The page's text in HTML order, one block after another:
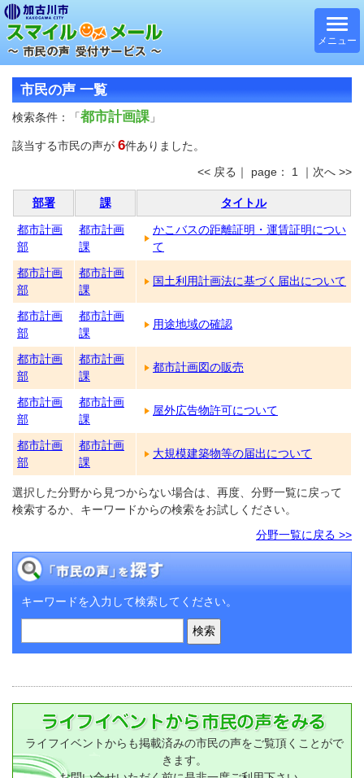
メニュー
市民の声 一覧
検索条件：「都市計画課 」
該当する市民の声が 6件ありました。
<< 戻る｜ page： 1 ｜次へ >>
部署 課 タイトル
都市計画
部
都市計画
課
かこバスの距離証明・運賃証明につい
て
都市計画
部
都市計画
課
国土利用計画法に基づく届出について
都市計画
部
都市計画
課
用途地域の確認
都市計画
部
都市計画
課
都市計画図の販売
都市計画
部
都市計画
課
屋外広告物許可について
都市計画
部
都市計画
課
大規模建築物等の届出について
選択した分野から見つからない場合は、再度、分野一覧に戻って
検索するか、キーワードからの検索をお試しください。
分野一覧に戻る >>
キーワードを入力して検索してください。
ライフイベントからも掲載済みの市民の声をご覧頂くことがで
きます。